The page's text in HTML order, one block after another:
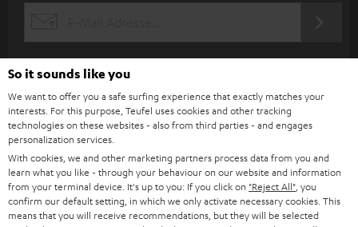
e
t
t
e
r
a
n
Kategorien
So it sounds like you
We want to offer you a safe surfing experience that exactly matches your
interests. For this purpose, Teufel uses cookies and other tracking
technologies on these websites - also from third parties - and engages
personalization services.
With cookies, we and other marketing partners process data from you and
learn what you like - through your behaviour on our website and information
from your terminal device. It's up to you: If you click on "Reject All" , you
confirm our default setting, in which we only activate necessary cookies. This
means that you will receive recommendations, but they will be selected